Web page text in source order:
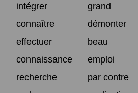
intégrer
grand
connaître
démonter
effectuer
beau
connaissance
emploi
recherche
par contre